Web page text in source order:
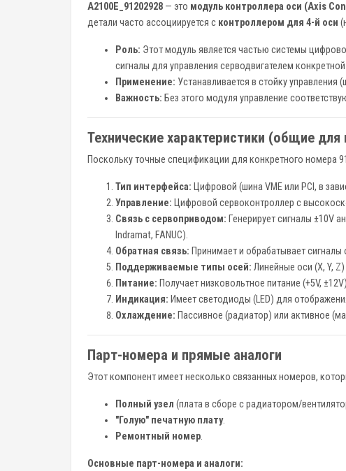
A2100E_91202928 — это модуль контроллера оси (Axis
детали часто ассоциируется с контроллером для 4-й оси
Роль: Этот модуль является частью системы
сигналы для управления серводвигателем
Применение: Устанавливается в стойку
Важность: Без этого модуля управление
Технические характеристики (общие
Поскольку точные спецификации для конкретного номера
Тип интерфейса: Цифровой (шина VME или PCI, в
Управление: Цифровой сервоконтроллер с
Связь с сервоприводом: Генерирует сигналы ±10V
Indramat, FANUC).
Обратная связь: Принимает и обрабатывает
Поддерживаемые типы осей: Линейные оси (X, Y,
Питание: Получает низковольтное питание (+5V,
Индикация: Имеет светодиоды (LED) для
Охлаждение: Пассивное (радиатор) или активное
Парт-номера и прямые аналоги
Этот компонент имеет несколько связанных номеров,
Полный узел (плата в сборе с радиатором/
"Голую" печатную плату.
Ремонтный номер.
Основные парт-номера и аналоги: